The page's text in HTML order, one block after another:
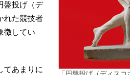
盤投げ（デ
れた競技者
徴してい
てあまりに